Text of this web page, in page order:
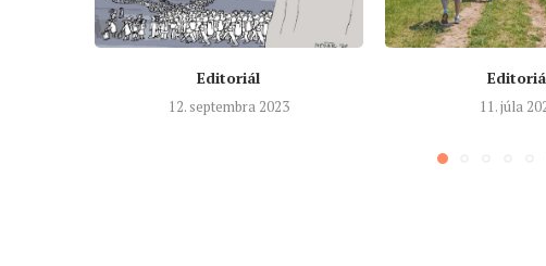
Editoriál
12. septembra 2023 11. júla